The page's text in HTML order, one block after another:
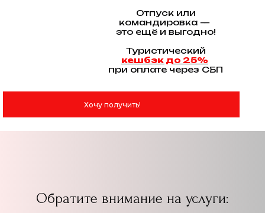
Хочу получить!
Отпуск или
командировка —
это ещё и выгодно!
Туристический
кешбэк до 25%
при оплате через СБП
Обратите внимание на услуги: